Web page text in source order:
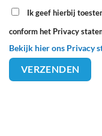
Ik geef hierbij
conform het Privacy
Bekijk hier ons Privacy